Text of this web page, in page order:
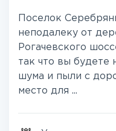
Поселок
неподалеку от
Рогачевского
так что вы будете
шума и пыли с
место для ...